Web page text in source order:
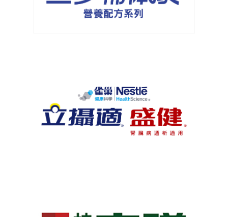
三多-補體康系列
雀巢-立攝適 盛健系列